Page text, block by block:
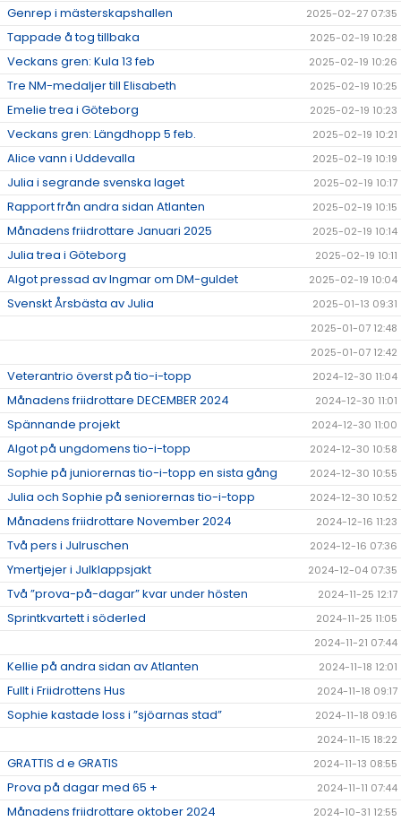
Genrep i mästerskapshallen 2025-02-27 07:35
Tappade å tog tillbaka 2025-02-19 10:28
Veckans gren: Kula 13 feb 2025-02-19 10:26
Tre NM-medaljer till Elisabeth 2025-02-19 10:25
Emelie trea i Göteborg 2025-02-19 10:23
Veckans gren: Längdhopp 5 feb. 2025-02-19 10:21
Alice vann i Uddevalla 2025-02-19 10:19
Julia i segrande svenska laget 2025-02-19 10:17
Rapport från andra sidan Atlanten 2025-02-19 10:15
Månadens friidrottare Januari 2025 2025-02-19 10:14
Julia trea i Göteborg 2025-02-19 10:11
Algot pressad av Ingmar om DM-guldet 2025-02-19 10:04
Svenskt Årsbästa av Julia
2025-01-13 09:31
2025-01-07 12:48
2025-01-07 12:42
Veterantrio överst på tio-i-topp 2024-12-30 11:04
Månadens friidrottare DECEMBER 2024 2024-12-30 11:01
Spännande projekt 2024-12-30 11:00
Algot på ungdomens tio-i-topp 2024-12-30 10:58
Sophie på juniorernas tio-i-topp en sista gång 2024-12-30 10:55
Julia och Sophie på seniorernas tio-i-topp 2024-12-30 10:52
Månadens friidrottare November 2024 2024-12-16 11:23
Två pers i Julruschen 2024-12-16 07:36
Ymertjejer i Julklappsjakt 2024-12-04 07:35
Två ”prova-på-dagar” kvar under hösten 2024-11-25 12:17
Sprintkvartett i söderled
2024-11-25 11:05
2024-11-21 07:44
Kellie på andra sidan av Atlanten 2024-11-18 12:01
Fullt i Friidrottens Hus 2024-11-18 09:17
Sophie kastade loss i ”sjöarnas stad”
2024-11-18 09:16
2024-11-15 18:22
GRATTIS d e GRATIS 2024-11-13 08:55
Prova på dagar med 65 + 2024-11-11 07:44
Månadens friidrottare oktober 2024 2024-10-31 12:55